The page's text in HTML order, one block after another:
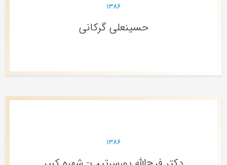
۱۳۸۶
حسینعلی گرکانی
۱۳۸۶